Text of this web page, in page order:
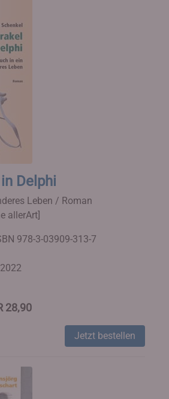
Delphi
Leben / Roman
allerArt]
978-3-03909-313-7
28,90
Jetzt bestellen